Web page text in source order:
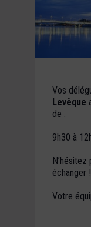
Vos
Levêque
de :
9h30 à
échanger !
Votre